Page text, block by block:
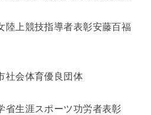
上競技指導者表彰安藤百福
社会体育優良団体
生涯スポーツ功労者表彰